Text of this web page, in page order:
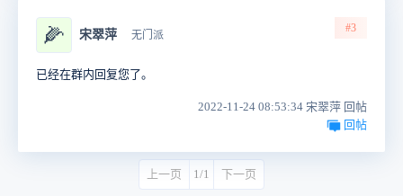
🌽 宋翠萍 无门派
#3
已经在群内回复您了。
2022-11-24 08:53:34 宋翠萍 回帖
回帖
上一页 1/1 下一页